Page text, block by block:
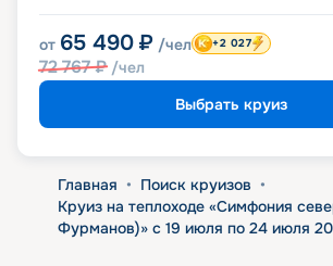
от 65 490 ₽ /чел
72 767₽ /чел
+2 027
Выбрать круиз
Главная • Поиск круизов •
Круиз на теплоходе «Симфония
Фурманов)» с 19 июля по 24 июля